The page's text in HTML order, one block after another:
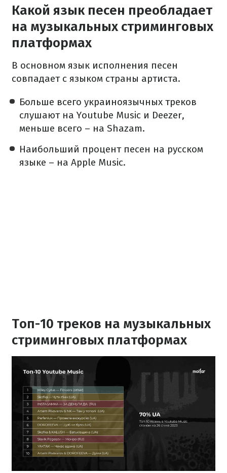
Какой язык песен преобладает
на музыкальных стриминговых
платформах
В основном язык исполнения песен
совпадает с языком страны артиста.
Больше всего украиноязычных треков
слушают на Youtube Music и Deezer,
меньше всего – на Shazam.
Наибольший процент песен на русском
языке – на Apple Music.
Топ-10 треков на музыкальных
стриминговых платформах